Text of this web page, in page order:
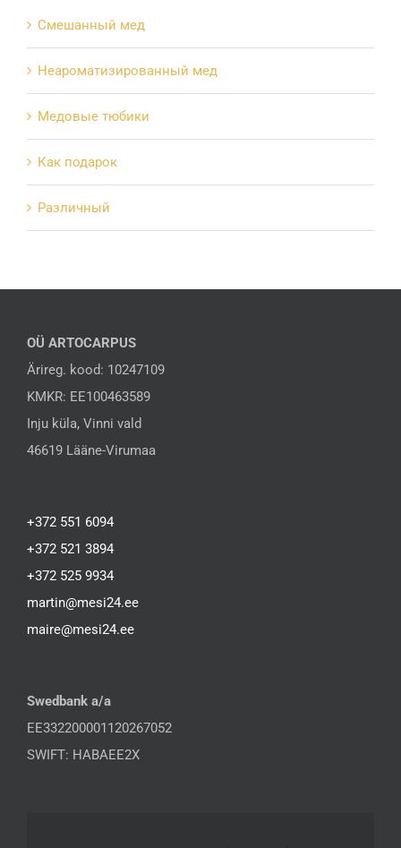
Cмешанный мед
Hеароматизированный мед
Mедовые тюбики
Как подарок
Различный
OÜ ARTOCARPUS
Ärireg. kood: 10247109
KMKR: EE100463589
Inju küla, Vinni vald
46619 Lääne-Virumaa
+372 551 6094
+372 521 3894
+372 525 9934
martin@mesi24.ee
maire@mesi24.ee
Swedbank a/a
EE332200001120267052
SWIFT: HABAEE2X